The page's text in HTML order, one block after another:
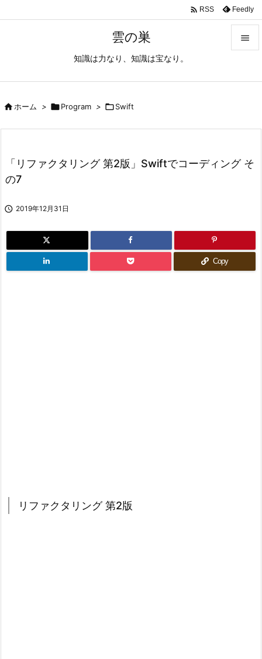
雲の巣
知識は力なり、知識は宝なり。

次へ
 RSS Feedly
ホーム > Program > Swift
「リファクタリング 第2版」Swiftでコーディング そ
の7
 2019年12月31日
Copy
リファクタリング 第2版